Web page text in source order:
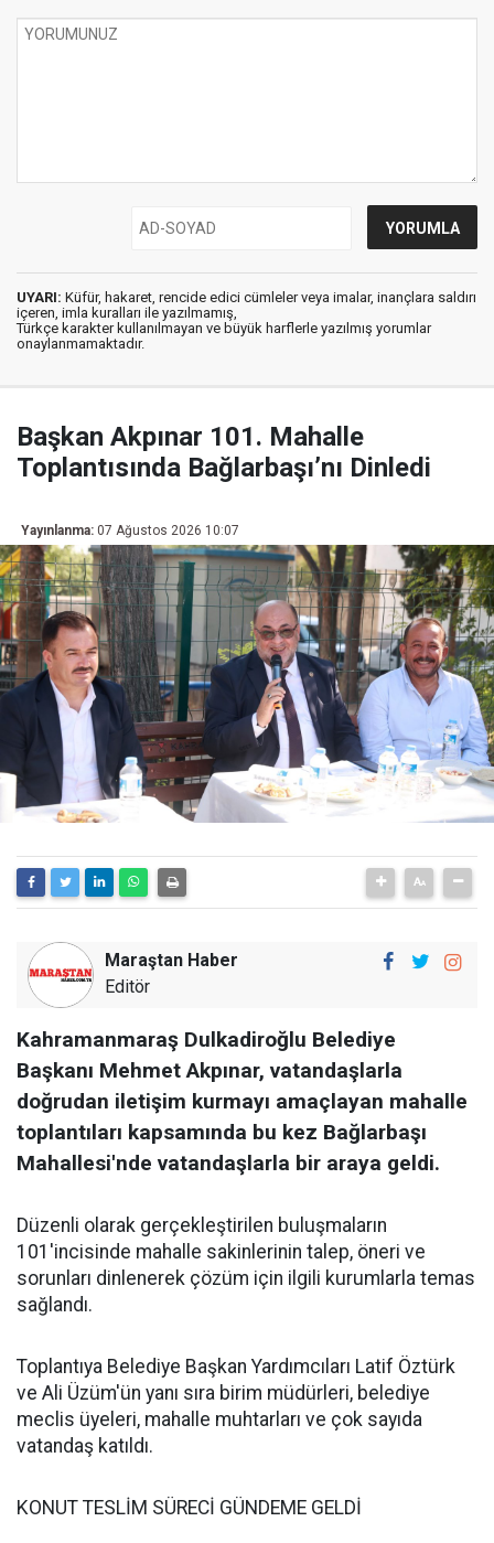
UYARI: Küfür, hakaret, rencide edici cümleler veya imalar, inançlara saldırı
içeren, imla kuralları ile yazılmamış,
Türkçe karakter kullanılmayan ve büyük harflerle yazılmış yorumlar
onaylanmamaktadır.
Başkan Akpınar 101. Mahalle
Toplantısında Bağlarbaşı’nı Dinledi
Yayınlanma: 07 Ağustos 2026 10:07
Maraştan Haber
Editör
Kahramanmaraş Dulkadiroğlu Belediye
Başkanı Mehmet Akpınar, vatandaşlarla
doğrudan iletişim kurmayı amaçlayan mahalle
toplantıları kapsamında bu kez Bağlarbaşı
Mahallesi'nde vatandaşlarla bir araya geldi.
Düzenli olarak gerçekleştirilen buluşmaların
101'incisinde mahalle sakinlerinin talep, öneri ve
sorunları dinlenerek çözüm için ilgili kurumlarla temas
sağlandı.
Toplantıya Belediye Başkan Yardımcıları Latif Öztürk
ve Ali Üzüm'ün yanı sıra birim müdürleri, belediye
meclis üyeleri, mahalle muhtarları ve çok sayıda
vatandaş katıldı.
KONUT TESLİM SÜRECİ GÜNDEME GELDİ